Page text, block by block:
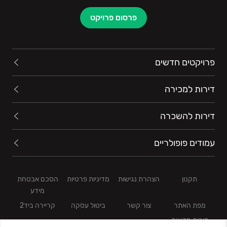
פרסום פרויקט
פרויקטים חדשים
דירות למכירה
דירות להשכרה
עמודים פופולריים
תקנון הצהרת נגישות מדיניות פרטיות
הסכם אבטחת
מידע
מפת האתר
צור קשר ביטול עסקה
קריירה ביד2
דירות חדשות